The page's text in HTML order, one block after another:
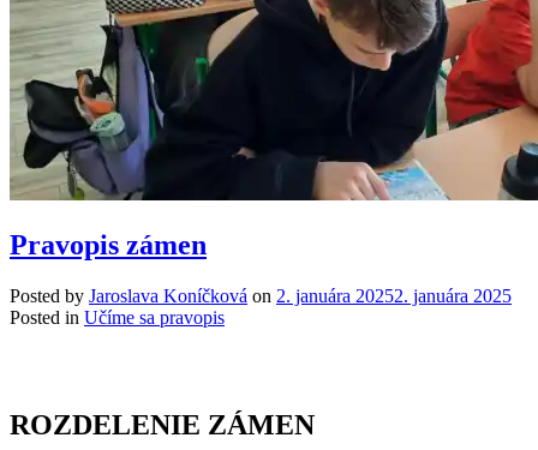
Pravopis zámen
Posted by Jaroslava Koníčková on 2. januára 20252. januára 2025
Posted in Učíme sa pravopis
ROZDELENIE ZÁMEN